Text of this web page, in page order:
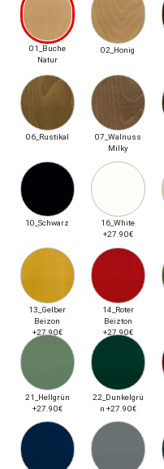
01_Buche
Natur
02_Honig
06_Rustikal
07_Walnuss
Milky
10_Schwarz
16_White
+27.90€
13_Gelber
Beizon
+27.90€
14_Roter
Beizton
+27.90€
21_Hellgrün
+27.90€
22_Dunkelgrü
n +27.90€